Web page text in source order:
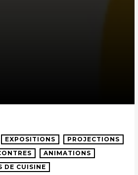
EXPOSITIONS
PROJECTIONS
ANIMATIONS
DE CUISINE